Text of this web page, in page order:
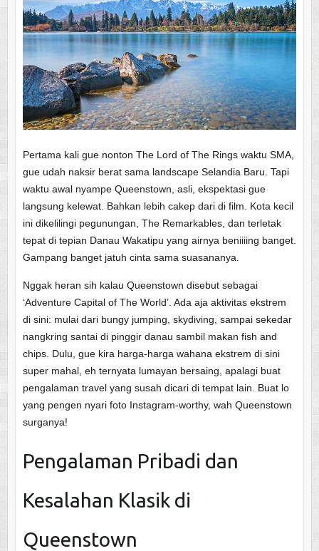
Pertama kali gue nonton The Lord of The Rings waktu SMA,
gue udah naksir berat sama landscape Selandia Baru. Tapi
waktu awal nyampe Queenstown, asli, ekspektasi gue
langsung kelewat. Bahkan lebih cakep dari di film. Kota kecil
ini dikelilingi pegunungan, The Remarkables, dan terletak
tepat di tepian Danau Wakatipu yang airnya beniiiing banget.
Gampang banget jatuh cinta sama suasananya.
Nggak heran sih kalau Queenstown disebut sebagai
‘Adventure Capital of The World’. Ada aja aktivitas ekstrem
di sini: mulai dari bungy jumping, skydiving, sampai sekedar
nangkring santai di pinggir danau sambil makan fish and
chips. Dulu, gue kira harga-harga wahana ekstrem di sini
super mahal, eh ternyata lumayan bersaing, apalagi buat
pengalaman travel yang susah dicari di tempat lain. Buat lo
yang pengen nyari foto Instagram-worthy, wah Queenstown
surganya!
Pengalaman Pribadi dan
Kesalahan Klasik di
Queenstown